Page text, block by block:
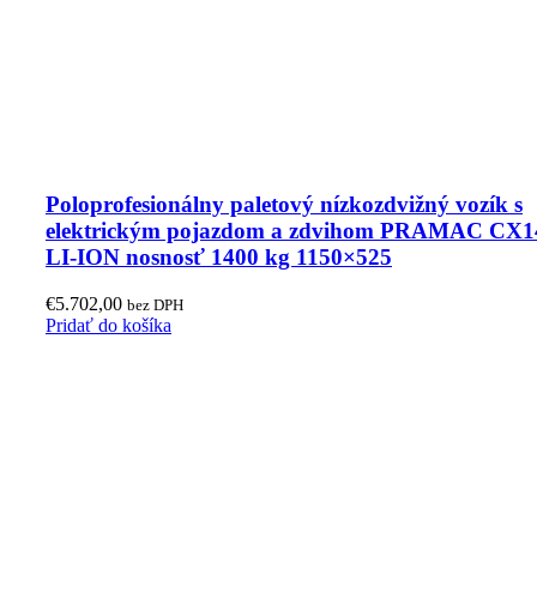
Poloprofesionálny paletový nízkozdvižný vozík s
elektrickým pojazdom a zdvihom PRAMAC
LI-ION nosnosť 1400 kg 1150×525
€5.702,00 bez DPH
Pridať do košíka